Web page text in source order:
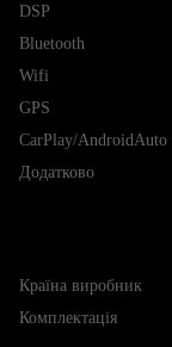
DSP
Bluetooth
Wifi
GPS
CarPlay/AndroidAuto
Додатково
Країна виробник
Комплектація